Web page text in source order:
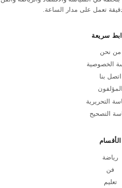
دقيقة تعمل على مدار الساعة.
سريعة
من نحن
الخصوصية
اتصل بنا
المؤلفون
التحريرية
التصحيح
الأقسام
رياضة
فن
تعليم